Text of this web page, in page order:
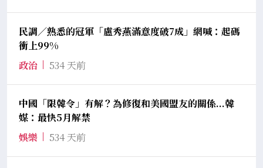
民調／熟悉的冠軍「盧秀燕滿意度破7成」網喊：起碼
衝上99%
政治
534 天前
中國「限韓令」有解？為修復和美國盟友的關係...韓
媒：最快5月解禁
娛樂
534 天前